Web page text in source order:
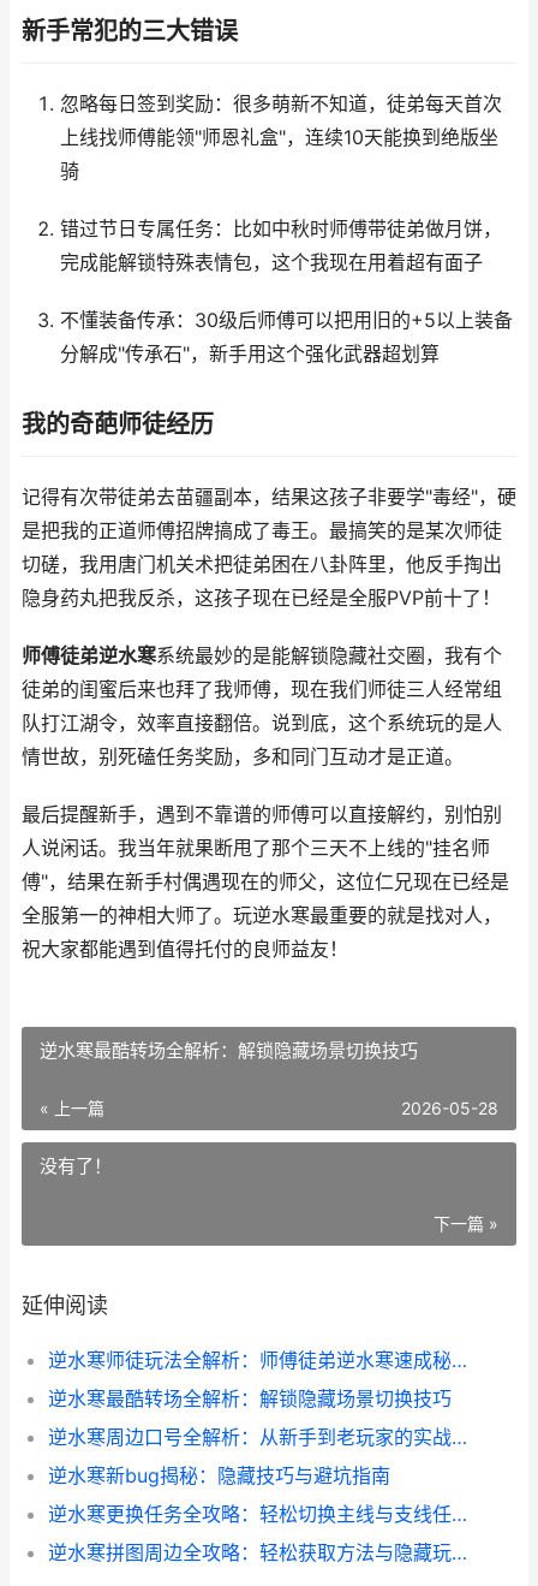
新手常犯的三大错误
忽略每日签到奖励：很多萌新不知道，徒弟每天首次
上线找师傅能领"师恩礼盒"，连续10天能换到绝版坐
骑
错过节日专属任务：比如中秋时师傅带徒弟做月饼，
完成能解锁特殊表情包，这个我现在用着超有面子
不懂装备传承：30级后师傅可以把用旧的+5以上装备
分解成"传承石"，新手用这个强化武器超划算
我的奇葩师徒经历
记得有次带徒弟去苗疆副本，结果这孩子非要学"毒经"，硬
是把我的正道师傅招牌搞成了毒王。最搞笑的是某次师徒
切磋，我用唐门机关术把徒弟困在八卦阵里，他反手掏出
隐身药丸把我反杀，这孩子现在已经是全服PVP前十了！
师傅徒弟逆水寒系统最妙的是能解锁隐藏社交圈，我有个
徒弟的闺蜜后来也拜了我师傅，现在我们师徒三人经常组
队打江湖令，效率直接翻倍。说到底，这个系统玩的是人
情世故，别死磕任务奖励，多和同门互动才是正道。
最后提醒新手，遇到不靠谱的师傅可以直接解约，别怕别
人说闲话。我当年就果断甩了那个三天不上线的"挂名师
傅"，结果在新手村偶遇现在的师父，这位仁兄现在已经是
全服第一的神相大师了。玩逆水寒最重要的就是找对人，
祝大家都能遇到值得托付的良师益友！
逆水寒最酷转场全解析：解锁隐藏场景切换技巧
« 上一篇 2026-05-28
没有了！
下一篇 »
延伸阅读
逆水寒师徒玩法全解析：师傅徒弟逆水寒速成秘籍
逆水寒最酷转场全解析：解锁隐藏场景切换技巧
逆水寒周边口号全解析：从新手到老玩家的实战心得分享
逆水寒新bug揭秘：隐藏技巧与避坑指南
逆水寒更换任务全攻略：轻松切换主线与支线任务技巧
逆水寒拼图周边全攻略：轻松获取方法与隐藏玩法揭秘